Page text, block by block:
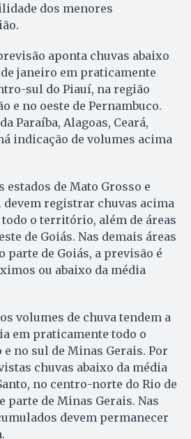
dos menores
aponta chuvas abaixo
janeiro em praticamente
sul do Piauí, na região
e no oeste de Pernambuco.
Paraíba, Alagoas, Ceará,
indicação de volumes acima
estados de Mato Grosso e
devem registrar chuvas acima
todo o território, além de áreas
de Goiás. Nas demais áreas
parte de Goiás, a previsão é
ou abaixo da média
volumes de chuva tendem a
em praticamente todo o
e no sul de Minas Gerais. Por
chuvas abaixo da média
no centro-norte do Rio de
parte de Minas Gerais. Nas
devem permanecer